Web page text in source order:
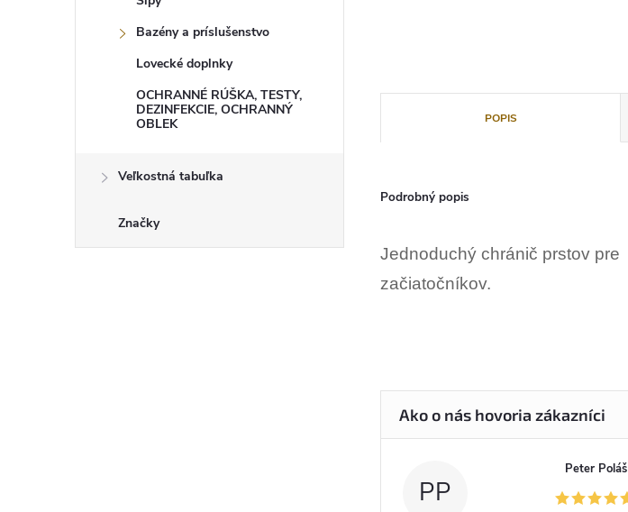
Bazény a príslušenstvo
Lovecké doplnky
OCHRANNÉ RÚŠKA, TESTY,
DEZINFEKCIE, OCHRANNÝ
OBLEK
Veľkostná tabuľka
Značky
POPIS
Podrobný popis
Jednoduchý chránič prstov pre
začiatočníkov.
PP
Peter Poláš